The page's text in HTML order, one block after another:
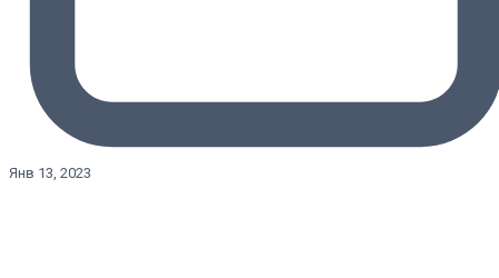
Янв 13, 2023